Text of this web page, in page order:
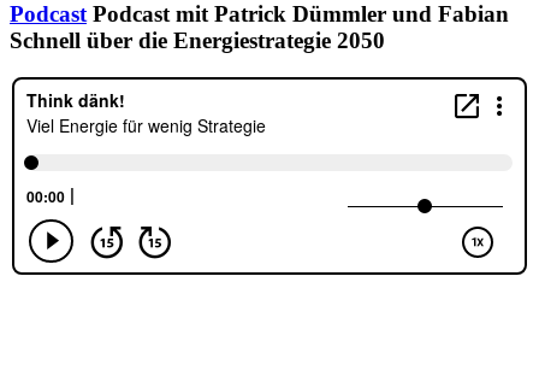
Podcast Podcast mit Patrick Dümmler und Fabian
Schnell über die Energiestrategie 2050